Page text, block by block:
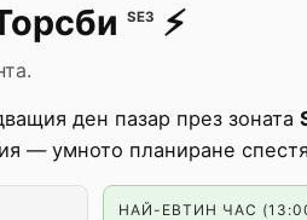
SE3 ⚡️
ден пазар през зоната
— умното планиране
НАЙ-ЕВТИН ЧАС